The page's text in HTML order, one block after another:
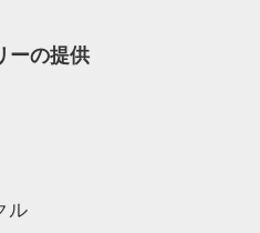
ーの提供
ル